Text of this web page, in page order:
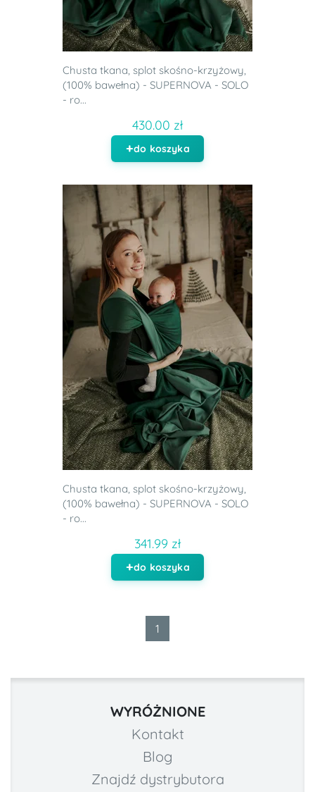
Chusta tkana, splot skośno-krzyżowy,
(100% bawełna) - SUPERNOVA - SOLO
- ro...
430.00 zł
do koszyka
Chusta tkana, splot skośno-krzyżowy,
(100% bawełna) - SUPERNOVA - SOLO
- ro...
341.99 zł
do koszyka
1
WYRÓŻNIONE
Kontakt
Blog
Znajdź dystrybutora